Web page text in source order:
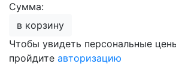
Сумма:
в корзину
Чтобы увидеть персональные
пройдите авторизацию